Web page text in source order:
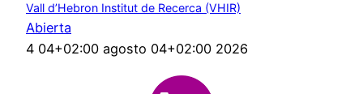
Vall d’Hebron Institut de Recerca (VHIR)
Abierta
4 04+02:00 agosto 04+02:00 2026